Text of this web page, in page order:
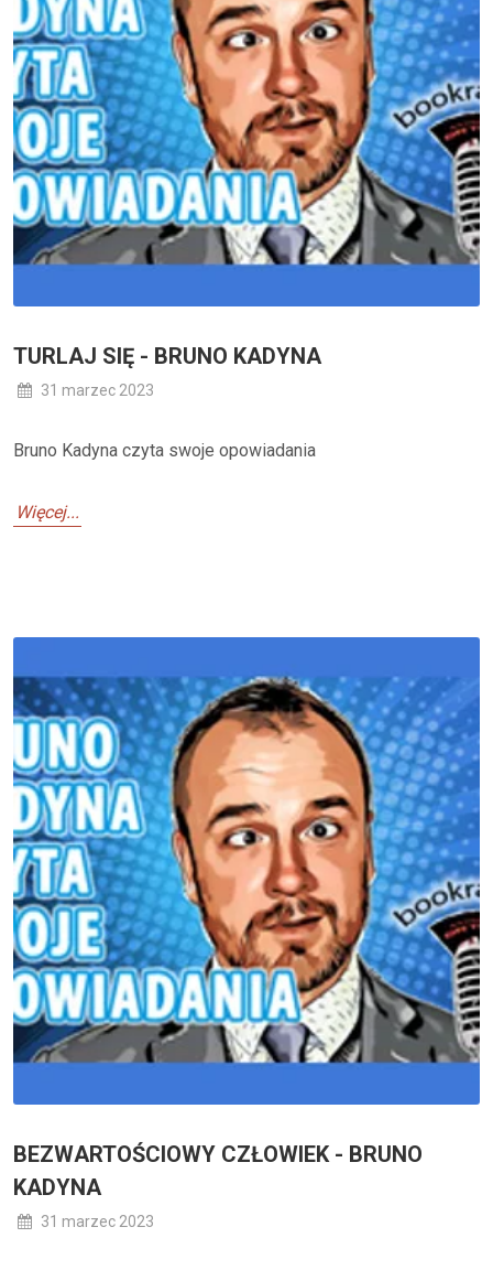
TURLAJ SIĘ - BRUNO KADYNA
31 marzec 2023
Bruno Kadyna czyta swoje opowiadania
Więcej...
BEZWARTOŚCIOWY CZŁOWIEK - BRUNO
KADYNA
31 marzec 2023